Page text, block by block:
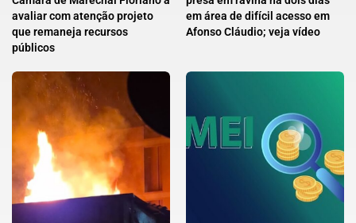
avaliar com atenção projeto
que remaneja recursos
públicos
em área de difícil acesso em
Afonso Cláudio; veja vídeo